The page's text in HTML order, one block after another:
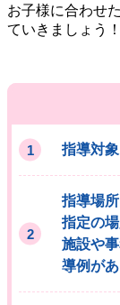
お子様に合わせ
ていきましょう！
指導対象
指導場所
指定の
施設や
導例があ